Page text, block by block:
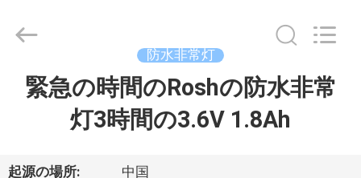
Hangzhou
Reserved.
防水非常灯
緊急の時間のRoshの防水非常
灯3時間の3.6V 1.8Ah
起源の場所: 中国